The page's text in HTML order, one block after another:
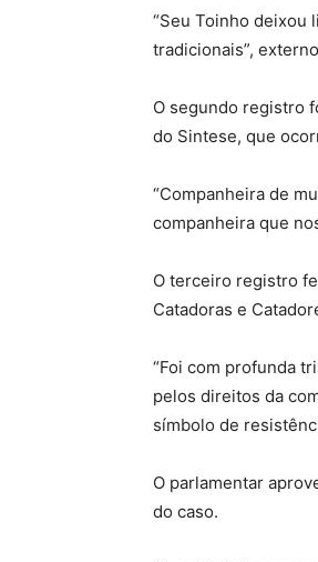
“Seu Toinho deixou
tradicionais”,
O segundo registro
do Sintese, que
“Companheira de
companheira que
O terceiro registro
Catadoras e
“Foi com profunda
pelos direitos da
símbolo de
O parlamentar
do caso.